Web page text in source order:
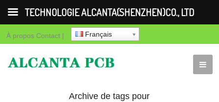
À propos Contact | Français
Archive de tags pour
TECHNOLOGIE ALCANTA(SHENZHEN)CO., LTD